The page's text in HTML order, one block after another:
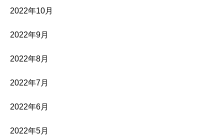
2022年10月
2022年9月
2022年8月
2022年7月
2022年6月
2022年5月